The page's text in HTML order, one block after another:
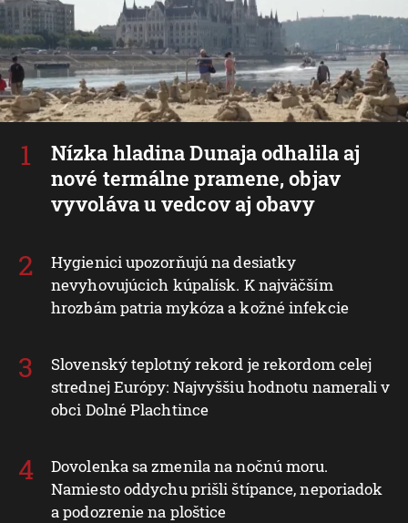
Nízka hladina Dunaja odhalila aj
nové termálne pramene, objav
vyvoláva u vedcov aj obavy
Hygienici upozorňujú na desiatky
nevyhovujúcich kúpalísk. K najväčším
hrozbám patria mykóza a kožné infekcie
Slovenský teplotný rekord je rekordom celej
strednej Európy: Najvyššiu hodnotu namerali v
obci Dolné Plachtince
Dovolenka sa zmenila na nočnú moru.
Namiesto oddychu prišli štípance, neporiadok
a podozrenie na ploštice